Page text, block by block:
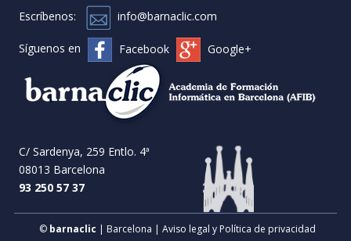
Escríbenos: info@barnaclic.com
Síguenos en Facebook Google+
C/ Sardenya, 259 Entlo. 4ª
08013 Barcelona
93 250 57 37
© barnaclic | Barcelona |Aviso legal y Política de privacidad